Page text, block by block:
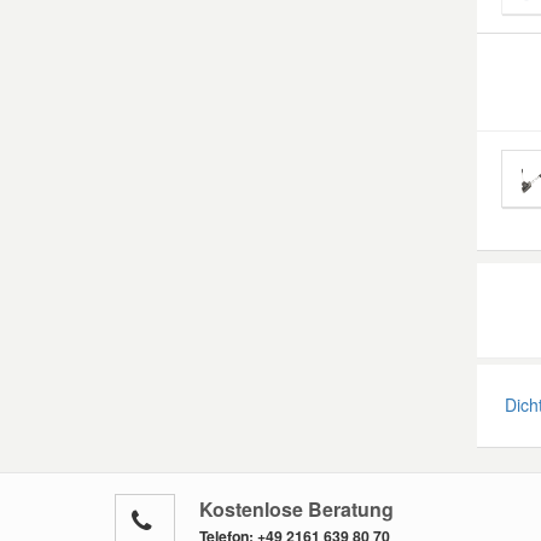
Kostenlose Beratung
Telefon: +49 2161 639 80 70